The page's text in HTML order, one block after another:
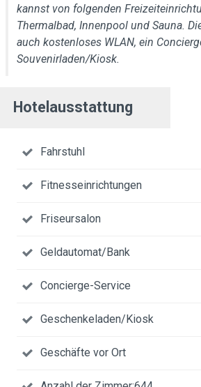
kannst von folgenden
Thermalbad, Innenpool und Sauna.
auch kostenloses WLAN, ein
Souvenirladen/Kiosk.
Hotelausstattung
Fahrstuhl
Fitnesseinrichtungen
Friseursalon
Geldautomat/Bank
Concierge-Service
Geschenkeladen/Kiosk
Geschäfte vor Ort